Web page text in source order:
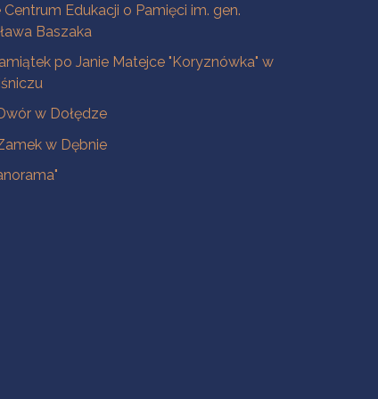
Edukacji o Pamięci im. gen.
Baszaka
po Janie Matejce "Koryznówka" w
w Dołędze
w Dębnie